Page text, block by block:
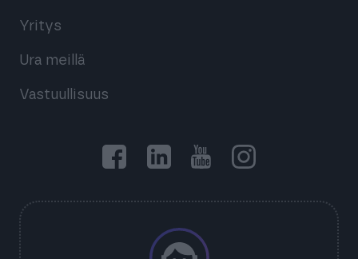
Yritys
Ura meillä
Vastuullisuus